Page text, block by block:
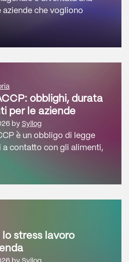
aziende che vogliono
obblighi, durata
per le aziende
by Syllog
è un obbligo di legge
a contatto con gli alimenti,
stress lavoro